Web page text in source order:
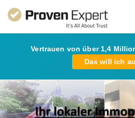
Vertrauen von über 1,4
Das will ich